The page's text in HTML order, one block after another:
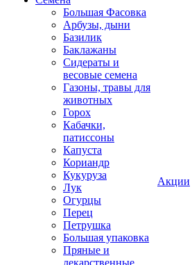
Большая Фасовка
Арбузы, дыни
Базилик
Баклажаны
Сидераты и
весовые семена
Газоны, травы для
животных
Горох
Кабачки,
патиссоны
Капуста
Кориандр
Кукуруза
Лук
Огурцы
Перец
Петрушка
Большая упаковка
Пряные и
лекарственные
Акции